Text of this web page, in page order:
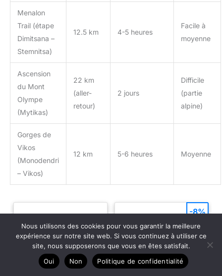
Menalon
Trail (étape
Dimitsana –
Stemnitsa)
12.5 km 4-5 heures
Facile à
moyenne
Ascension
du Mont
Olympe
(Mytikas)
22 km
(aller-
retour)
2 jours
Difficile
(partie
alpine)
Gorges de
Vikos
(Monodendri
– Vikos)
12 km 5-6 heures Moyenne
-8%
Nous utilisons des cookies pour vous garantir la meilleure
expérience sur notre site web. Si vous continuez à utiliser ce
site, nous supposerons que vous en êtes satisfait.
Oui
Non Politique de confidentialité